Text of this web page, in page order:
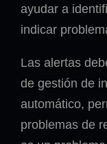
ayudar a
indicar
Las alertas
de gestión de
automático,
problemas de